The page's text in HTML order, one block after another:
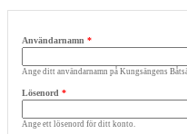
Användarnamn *
Ange ditt användarnamn på Kungsängens
Lösenord *
Ange ett lösenord för ditt konto.